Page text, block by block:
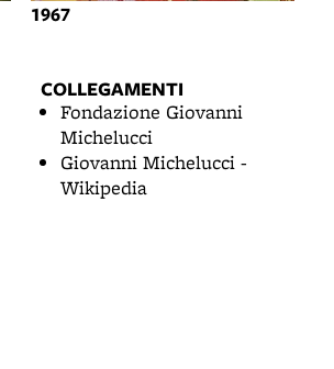
1967
COLLEGAMENTI
Fondazione Giovanni
Michelucci
Giovanni Michelucci -
Wikipedia